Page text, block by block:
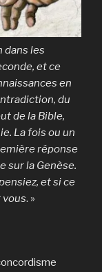
dans les
et ce
en
du
de la Bible,
La fois ou un
réponse
sur la Genèse.
et si ce
vous. »